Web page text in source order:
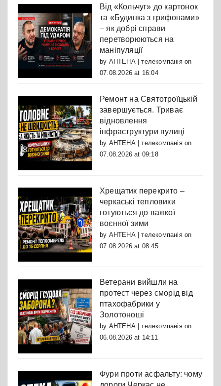
Від «Кольчуг» до картонок
та «Будинка з грифонами»
– як добрі справи
перетворюються на
маніпуляції
by АНТЕНА | телекомпаніяon
07.08.2026 at 16:04
Ремонт на Святотроїцькій
завершується. Триває
відновлення
інфраструктури вулиці
by АНТЕНА | телекомпаніяon
07.08.2026 at 09:18
Хрещатик перекрито –
черкаські тепловики
готуються до важкої
воєнної зими
by АНТЕНА | телекомпаніяon
07.08.2026 at 08:45
Ветерани вийшли на
протест через сморід від
птахофабрики у
Золотоноші
by АНТЕНА | телекомпаніяon
06.08.2026 at 14:11
Фури проти асфальту: чому